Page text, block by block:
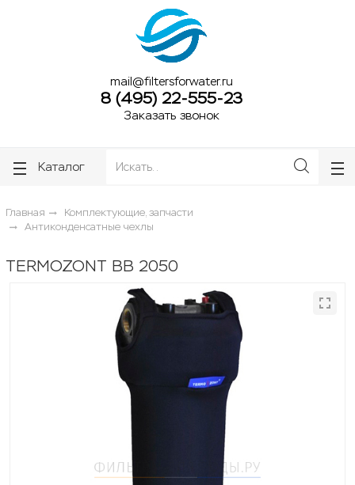
mail@filtersforwater.ru
8 (495) 22-555-23
Заказать звонок
Каталог
Главная
Комплектующие, запчасти
Антиконденсатные чехлы
TERMOZONT BB 2050